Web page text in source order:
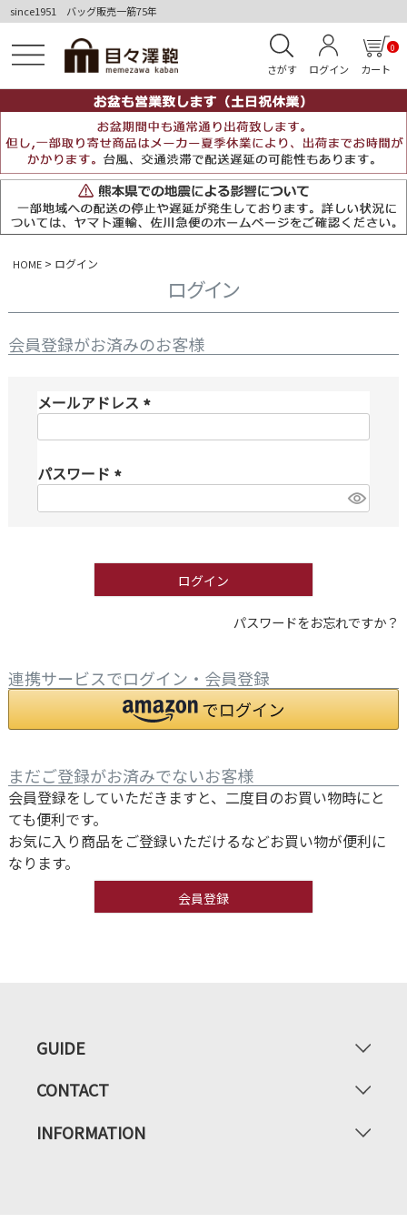
since1951 バッグ販売一筋75年
さがす ログイン カート
0
HOME ログイン
ログイン
会員登録がお済みのお客様
メールアドレス
パスワード
)
ログイン
パスワードをお忘れですか？
連携サービスでログイン・会員登録
まだご登録がお済みでないお客様
会員登録をしていただきますと、二度目のお買い物時にと
ても便利です。
お気に入り商品をご登録いただけるなどお買い物が便利に
なります。
会員登録
GUIDE
CONTACT
INFORMATION